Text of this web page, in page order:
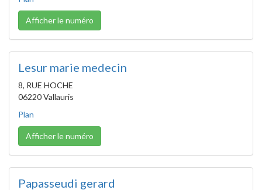
Afficher le numéro
Lesur marie medecin
8, RUE HOCHE
06220 Vallauris
Plan
Afficher le numéro
Papasseudi gerard